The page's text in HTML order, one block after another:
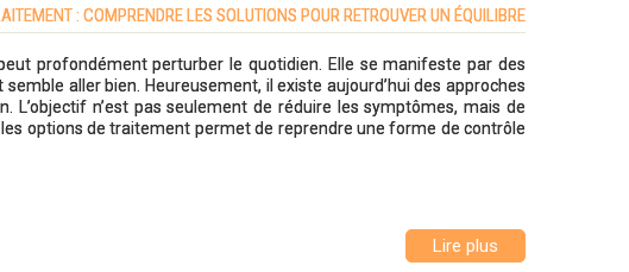
: COMPRENDRE LES SOLUTIONS POUR RETROUVER UN ÉQUILIBRE
profondément perturber le quotidien. Elle se manifeste par des
aller bien. Heureusement, il existe aujourd’hui des approches
n’est pas seulement de réduire les symptômes, mais de
options de traitement permet de reprendre une forme de contrôle
Lire plus